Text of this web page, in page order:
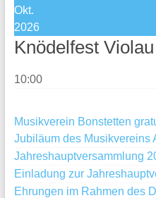
Okt.
2026
Knödelfest Violau
10:00
Musikverein Bonstetten
Jubiläum des Musikvereins
Jahreshauptversammlung
Einladung zur
Ehrungen im Rahmen des